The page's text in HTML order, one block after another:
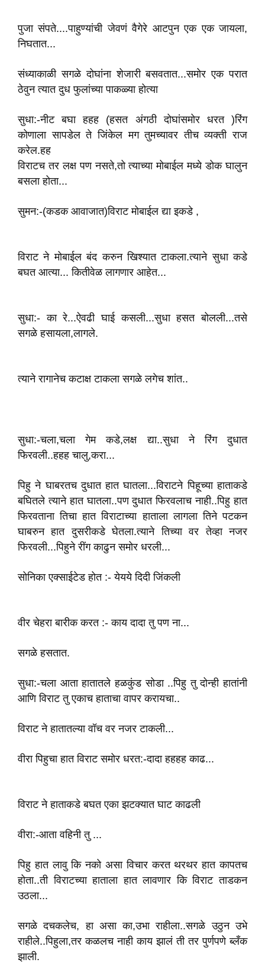
पुजा संपते....पाहुण्यांची जेवण‌ं वैगेरे आटपुन एक एक जायला,
निघतात...
संध्याकाळी सगळे दोघांना शेजारी बसवतात...समोर एक परात
ठेवुन त्यात दुध फुलांच्या पाकळ्या होत्या
सुधा:-नीट बघा हहह (हसत अंगठी दोघांसमोर धरत‌ )रिंग
कोणाला सापडेल ते जिंकेल मग तुमच्यावर तीच व्यक्ती राज
करेल.हह
विराटच तर लक्ष पण नसते,तो त्याच्या मोबाईल मध्ये डोक घालुन
बसला होता...
सुमन:-(कडक आवाजात)विराट मोबाईल द्या इकडे ,
विराट ने मोबाईल बंद‌ करुन खिश्यात‌ टाकला.त्याने सुधा कडे
बघत आत्या... कितीवेळ लागणार आहेत...
सुधा:- का रे...ऐवढी घाई कसली...सुधा हसत बोलली...तसे
सगळे हसायला,लागले.
त्याने रागानेच कटाक्ष टाकला सगळे लगेच शांत‌..
सुधा:-चला,चला गेम कडे,लक्ष द्या.‌.सुधा ने रिंग दुधात
फिरवली..हहह चालु,करा...
पिहु ने घाबरतच दुधात हात घातला...विराटने पिहूच्या हाताकडे
बघितले त्याने हात घातला..पण दुधात फिरवलाच नाही..पिहु हात
फिरवताना तिचा हात विराटाच्या हाताला लागला तिने पटकन
घाबरुन हात दुसरीकडे घेतला.त्याने तिच्या वर तेव्हा नजर
फिरवली...पिहुने रींग काढुन समोर धरली...
सोनिका एक्साईटेड होत :- येयये दिदी जिंकली
वीर चेहरा बारीक करत :- का‌य दादा तु पण ना...
सगळे हसतात.
सुधा:-चला आता हातातले हळकुंड सोडा ..पिहु तु दोन्ही हातांनी
आणि विराट तु एकाच हाताचा वापर करायचा..
विराट ने हातातल्या वॉच वर नजर टाकली...
वीरा पिहुचा हात विराट समोर धरत:-दादा हहहह काढ...
विराट ने हाताकडे बघत एका झटक्यात घाट काढली
वीरा:-आता वहिनी तु ...
पिहु हात लावु कि नको असा विचार करत थरथर हात कापतच
होता..ती विराटच्या हाताला हात लावणार कि विराट ताडकन
उठला...
सगळे दचकलेच, हा असा का,उभा राहीला..सगळे उठुन उभे
राहीले..पिहुला,तर कळलच नाही काय‌ झालं ती तर पुर्णपणे ब्लँक
झाली.